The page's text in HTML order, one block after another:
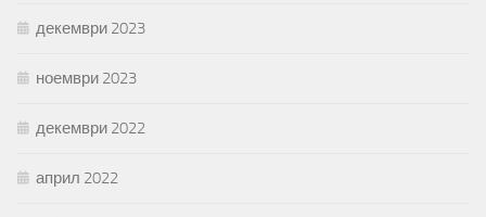
декември 2023
ноември 2023
декември 2022
април 2022